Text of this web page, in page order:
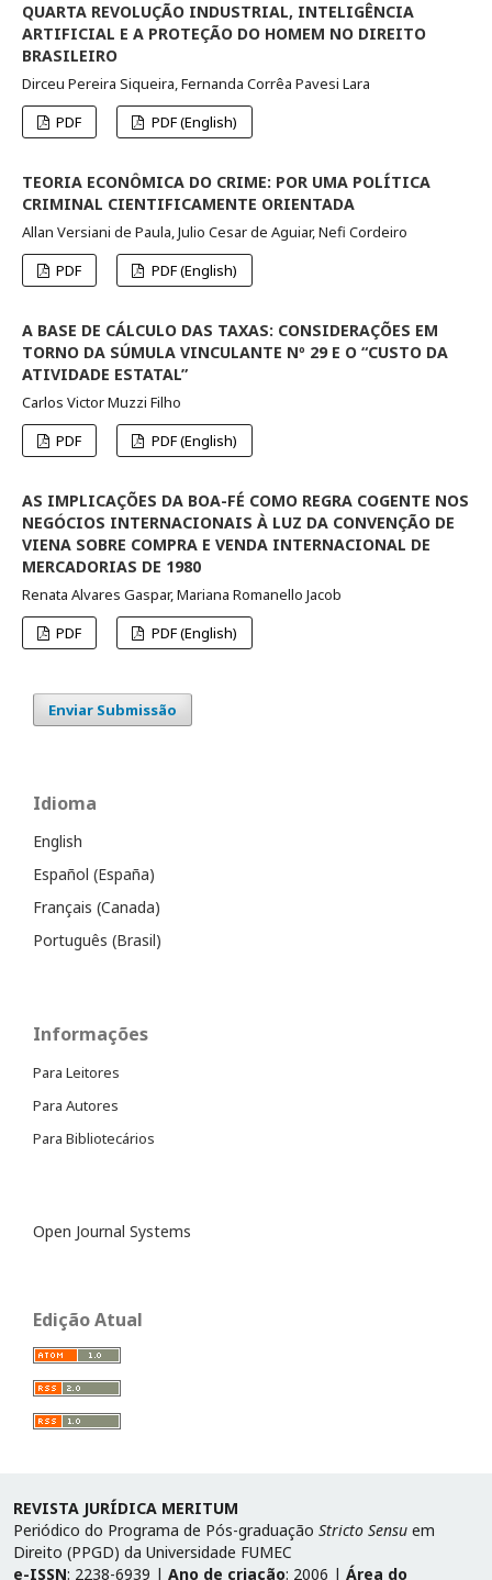
QUARTA REVOLUÇÃO INDUSTRIAL, INTELIGÊNCIA
ARTIFICIAL E A PROTEÇÃO DO HOMEM NO DIREITO
BRASILEIRO
Dirceu Pereira Siqueira, Fernanda Corrêa Pavesi Lara
PDF
PDF (English)
TEORIA ECONÔMICA DO CRIME: POR UMA POLÍTICA
CRIMINAL CIENTIFICAMENTE ORIENTADA
Allan Versiani de Paula, Julio Cesar de Aguiar, Nefi Cordeiro
PDF
PDF (English)
A BASE DE CÁLCULO DAS TAXAS: CONSIDERAÇÕES EM
TORNO DA SÚMULA VINCULANTE Nº 29 E O “CUSTO DA
ATIVIDADE ESTATAL”
Carlos Victor Muzzi Filho
PDF
PDF (English)
AS IMPLICAÇÕES DA BOA-FÉ COMO REGRA COGENTE NOS
NEGÓCIOS INTERNACIONAIS À LUZ DA CONVENÇÃO DE
VIENA SOBRE COMPRA E VENDA INTERNACIONAL DE
MERCADORIAS DE 1980
Renata Alvares Gaspar, Mariana Romanello Jacob
PDF
PDF (English)
Enviar Submissão
Idioma
English
Español (España)
Français (Canada)
Português (Brasil)
Informações
Para Leitores
Para Autores
Para Bibliotecários
Open Journal Systems
Edição Atual
REVISTA JURÍDICA MERITUM
Periódico do Programa de Pós-graduação Stricto Sensu em
Direito (PPGD) da Universidade FUMEC
e-ISSN: 2238-6939 | Ano de criação: 2006 | Área do